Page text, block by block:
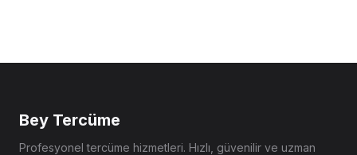
Bey Tercüme
Profesyonel tercüme hizmetleri. Hızlı, güvenilir ve uzman